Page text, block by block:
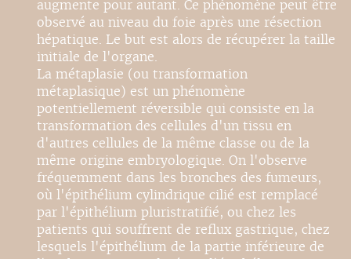
augmente pour autant. Ce phénomène peut être
observé au niveau du foie après une résection
hépatique. Le but est alors de récupérer la taille
initiale de l'organe.
La métaplasie (ou transformation
métaplasique) est un phénomène
potentiellement réversible qui consiste en la
transformation des cellules d'un tissu en
d'autres cellules de la même classe ou de la
même origine embryologique. On l'observe
fréquemment dans les bronches des fumeurs,
où l'épithélium cylindrique cilié est remplacé
par l'épithélium pluristratifié, ou chez les
patients qui souffrent de reflux gastrique, chez
lesquels l'épithélium de la partie inférieure de